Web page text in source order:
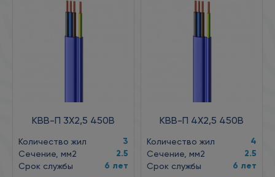
КВВ-П 3X2,5 450В
Количество жил 3
Сечение, мм2 2.5
Срок службы 6 лет
КВВ-П 4X2,5 450В
Количество жил 4
Сечение, мм2 2.5
Срок службы 6 лет